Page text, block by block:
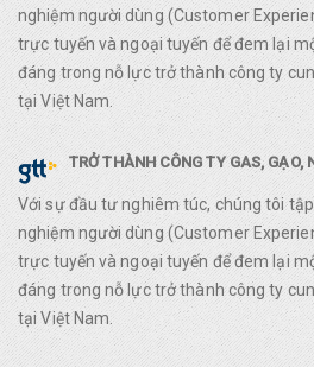
nghiệm người dùng (Customer
trực tuyến và ngoại tuyến để đem lại
đáng trong nỗ lực trở thành công ty
tại Việt Nam.
TRỞ THÀNH CÔNG TY GAS, GẠO,
Với sự đầu tư nghiêm túc, chúng tôi
nghiệm người dùng (Customer
trực tuyến và ngoại tuyến để đem lại
đáng trong nỗ lực trở thành công ty
tại Việt Nam.